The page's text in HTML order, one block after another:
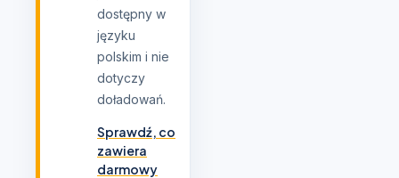
dostępny w
języku
polskim i nie
dotyczy
doładowań.
Sprawdź, co
zawiera
darmowy